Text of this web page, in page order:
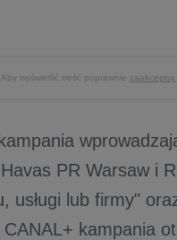
Aby wyświetlić treść poprawnie zaakceptuj
PR Warsaw i
usługi lub firmy"
kampania